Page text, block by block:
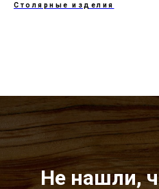
Столярные изделия
Не нашли,